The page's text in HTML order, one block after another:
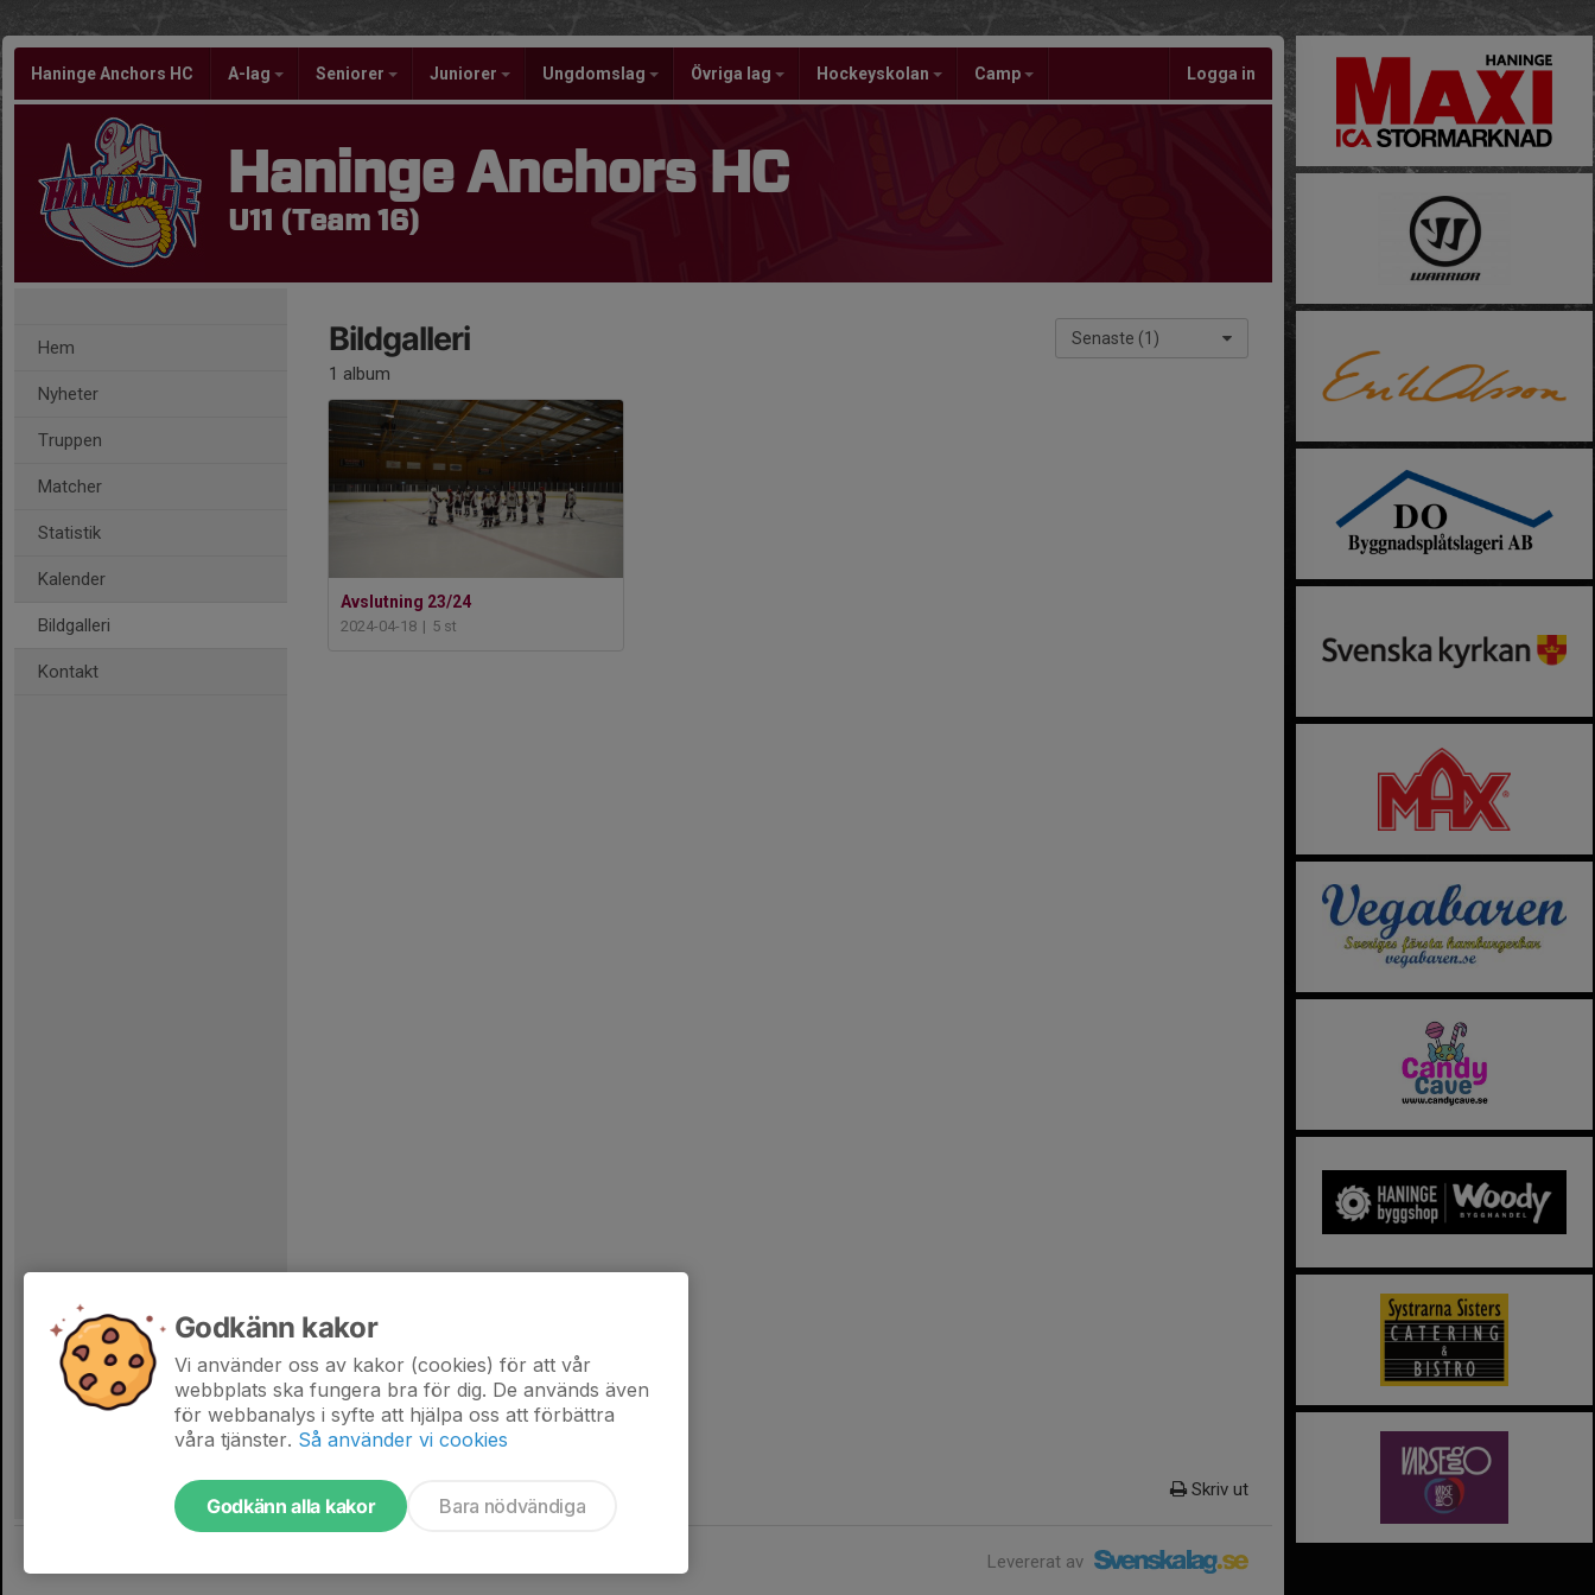
Haninge Anchors HC A-lag Seniorer Juniorer Ungdomslag Övriga lag Hockeyskolan Camp Logga in
Haninge Anchors HC
U11 (Team 16)
Hem
Nyheter
Truppen
Matcher
Statistik
Kalender
Bildgalleri
Kontakt
Senaste (1)
Bildgalleri
1 album
Avslutning 23/24
2024-04-18 | 5 st
Skriv ut
Levererat av
Godkänn kakor
Vi använder oss av kakor (cookies) för att vår
webbplats ska fungera bra för dig. De används även
för webbanalys i syfte att hjälpa oss att förbättra
våra tjänster. Så använder vi cookies
Godkänn alla kakor Bara nödvändiga